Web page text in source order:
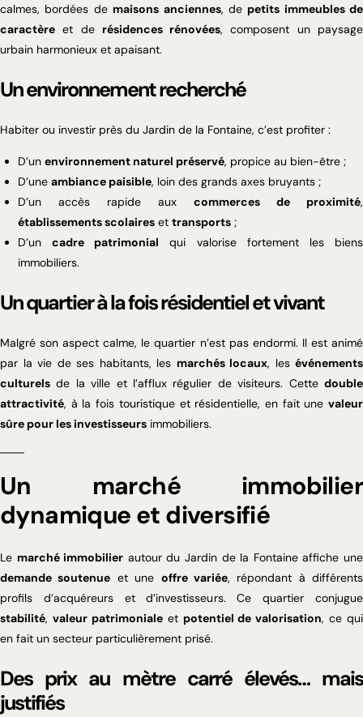
calmes, bordées de maisons anciennes, de petits immeubles de
caractère et de résidences rénovées, composent un paysage
urbain harmonieux et apaisant.
Un environnement recherché
Habiter ou investir près du Jardin de la Fontaine, c’est profiter :
D’un environnement naturel préservé, propice au bien-être ;
D’une ambiance paisible, loin des grands axes bruyants ;
D’un accès rapide aux commerces de proximité,
établissements scolaires et transports ;
D’uncadre patrimonial qui valorise fortement les biens
immobiliers.
Un quartier à la fois résidentiel et vivant
Malgré son aspect calme, le quartier n’est pas endormi. Il est animé
par la vie de ses habitants, les marchés locaux, les événements
culturels de la ville et l’afflux régulier de visiteurs. Cette double
attractivité, à la fois touristique et résidentielle, en fait une valeur
sûre pour les investisseurs immobiliers.
Un marché immobilier
dynamique et diversifié
Le marché immobilier autour du Jardin de la Fontaine affiche une
demande soutenue et une offre variée, répondant à différents
profils d’acquéreurs et d’investisseurs. Ce quartier conjugue
stabilité, valeur patrimonialeet potentiel de valorisation, ce qui
en fait un secteur particulièrement prisé.
Des prix au mètre carré élevés… mais
justifiés